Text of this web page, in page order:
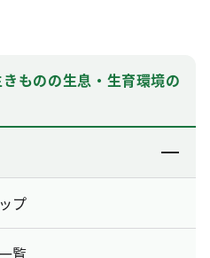
ものの生息・生育環境の
プ
覧